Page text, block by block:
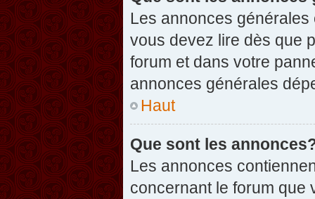
Les annonces
vous devez lire dès que
forum et dans votre
annonces générales
Haut
Que sont les
Les annonces
concernant le forum que